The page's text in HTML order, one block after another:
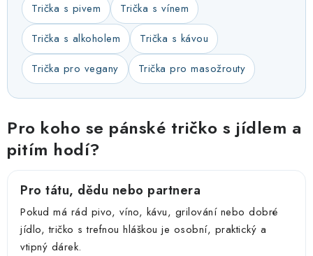
Trička s pivem
Trička s vínem
Trička s alkoholem
Trička s kávou
Trička pro vegany
Trička pro masožrouty
Pro koho se pánské tričko s jídlem a
pitím hodí?
Pro tátu, dědu nebo partnera
Pokud má rád pivo, víno, kávu, grilování nebo dobré
jídlo, tričko s trefnou hláškou je osobní, praktický a
vtipný dárek.